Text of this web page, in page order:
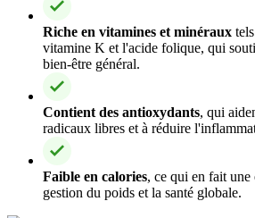
Riche en vitamines et minéraux
vitamine K et l'acide folique, qui
bien-être général.
Contient des antioxydants, qui
radicaux libres et à réduire
Faible en calories, ce qui en fait
gestion du poids et la santé globale.